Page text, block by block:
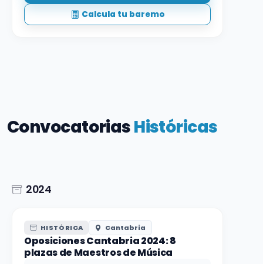
Calcula tu baremo
ConvocatoriasHistóricas
2024
HISTÓRICA Cantabria
Oposiciones Cantabria 2024: 8
plazas de Maestros de Música